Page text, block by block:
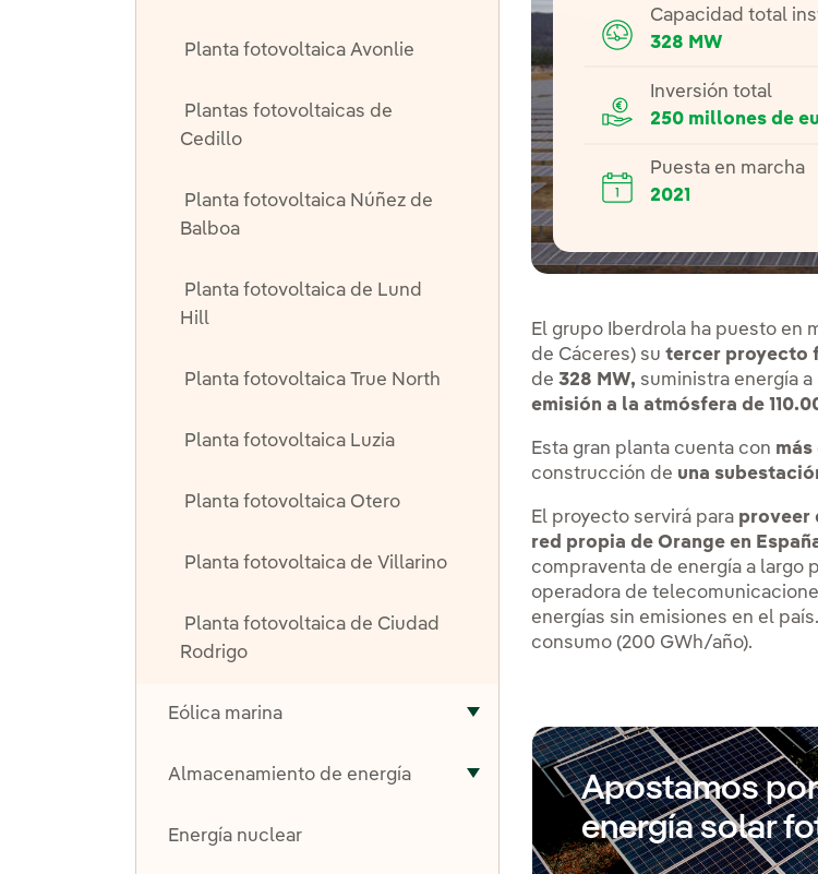
Planta fotovoltaica Avonlie
Plantas fotovoltaicas de
Cedillo
Planta fotovoltaica Núñez de
Balboa
Planta fotovoltaica de Lund
Hill
Planta fotovoltaica True North
Planta fotovoltaica Luzia
Planta fotovoltaica Otero
Planta fotovoltaica de Villarino
Planta fotovoltaica de Ciudad
Rodrigo
Eólica marina
Alternar el submenú para Eólica marina
Almacenamiento de energía
Alternar el submenú para
Energía nuclear
Capacidad total
328 MW
Inversión total
250 millones de
Puesta en marcha
2021
El grupo Iberdrola ha puesto en
de Cáceres) sutercer proyecto
de328 MW, suministra energía
emisión a la atmósfera de
Esta gran planta cuenta con
construcción de una
El proyecto servirá para proveer
red propia de Orange en
compraventa de energía a largo
operadora de
energías sin emisiones en el
consumo (200 GWh/año).
Apostamos
energía solar